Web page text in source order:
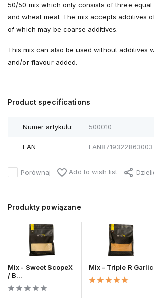
50/50 mix which only consists of three
and wheat meal. The mix accepts additives
of which may be coarse additives.
This mix can also be used without additives
and/or flavour added.
Product specifications
Numer artykułu: 500010
EAN EAN8719322863003
Porównaj Add to wish list
Produkty powiązane
Mix - Sweet ScopeX
/ B...
Mix - Triple R Garlic